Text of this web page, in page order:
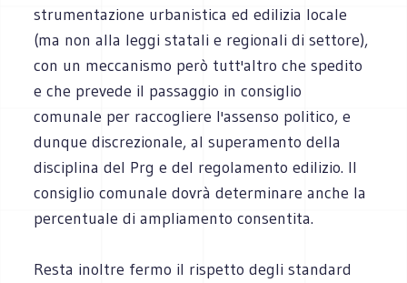
strumentazione urbanistica ed edilizia locale
(ma non alla leggi statali e regionali di settore),
con un meccanismo però tutt'altro che spedito
e che prevede il passaggio in consiglio
comunale per raccogliere l'assenso politico, e
dunque discrezionale, al superamento della
disciplina del Prg e del regolamento edilizio. Il
consiglio comunale dovrà determinare anche la
percentuale di ampliamento consentita.
Resta inoltre fermo il rispetto degli standard